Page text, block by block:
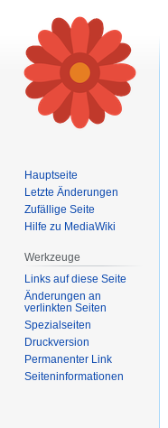
Hauptseite
Letzte Änderungen
Zufällige Seite
Hilfe zu MediaWiki
Werkzeuge
Links auf diese Seite
Änderungen an
verlinkten Seiten
Spezialseiten
Druckversion
Permanenter Link
Seiten­informationen